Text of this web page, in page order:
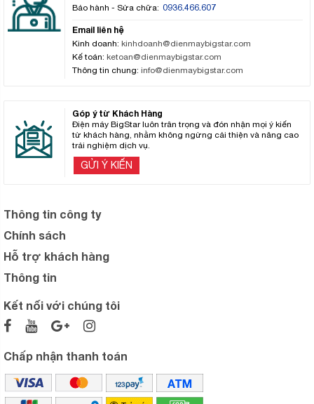
Bảo hành - Sửa chữa: 0936.466.607
Email liên hệ
Kinh doanh: kinhdoanh@dienmaybigstar.com
Kế toán: ketoan@dienmaybigstar.com
Thông tin chung: info@dienmaybigstar.com
Góp ý từ Khách Hàng
Điện máy BigStar luôn trân trọng và đón nhận mọi ý kiến
từ khách hàng, nhằm không ngừng cải thiện và nâng cao
trải nghiệm dịch vụ.
GỬI Ý KIẾN
Thông tin công ty
Chính sách
Hỗ trợ khách hàng
Thông tin
Kết nối với chúng tôi
Chấp nhận thanh toán